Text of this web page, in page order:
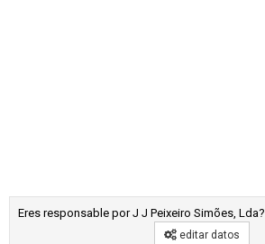
Eres responsable por J J Peixeiro Simões, Lda?
editar datos